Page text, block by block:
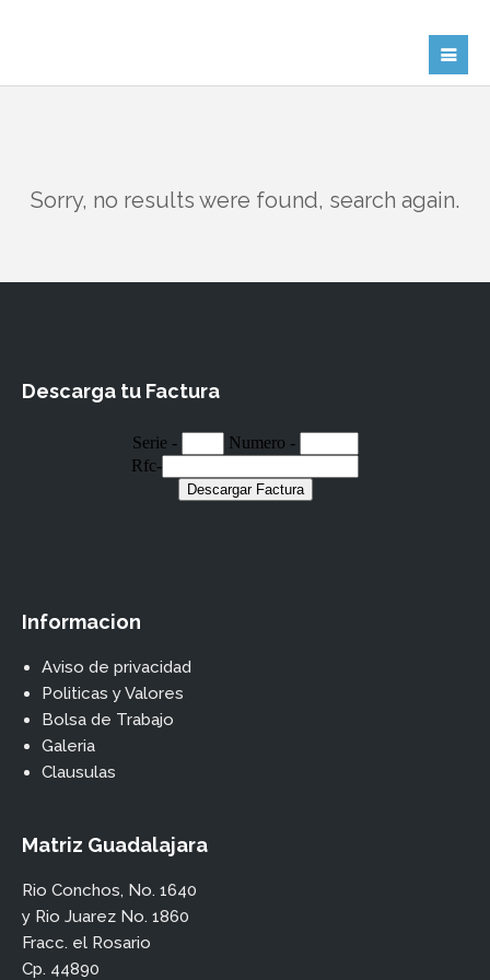
Sorry, no results were found, search again.
Descarga tu Factura
Informacion
Aviso de privacidad
Politicas y Valores
Bolsa de Trabajo
Galeria
Clausulas
Matriz Guadalajara
Rio Conchos, No. 1640
y Rio Juarez No. 1860
Fracc. el Rosario
Cp. 44890